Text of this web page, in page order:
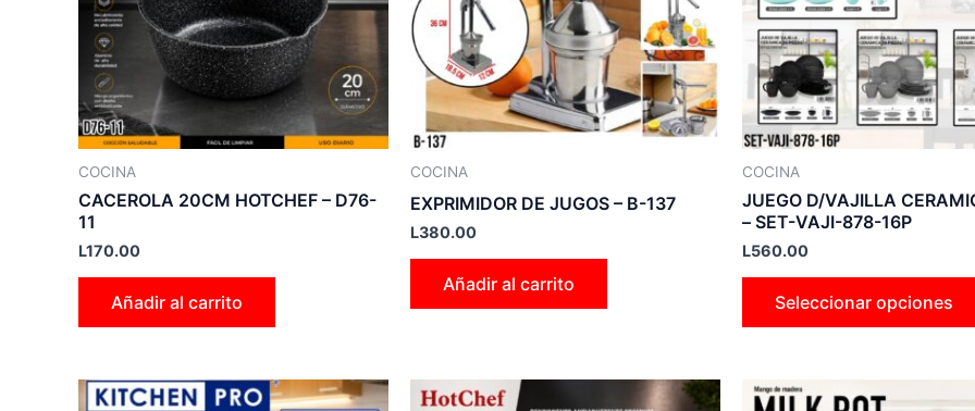
COCINA
CACEROLA 20CM HOTCHEF – D76-
11
L170.00
Añadir al carrito
COCINA
EXPRIMIDOR DE JUGOS – B-137
L380.00
Añadir al carrito
COCINA
JUEGO D/VAJILLA
– SET-VAJI-878-16P
L560.00
Seleccionar opciones